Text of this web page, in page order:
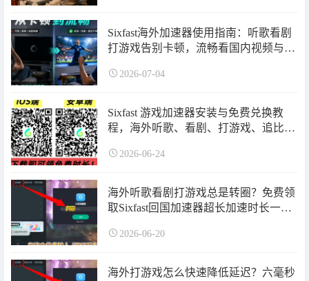
Sixfast海外加速器使用指南：听歌看剧
打游戏告别卡顿，流畅看国内视频与直
的问题一次性解决！
2026-07-04
Sixfast 游戏加速器安装与免费兑换教
程，海外听歌、看剧、打游戏、追比
新……问题快速解决！
2026-06-24
海外听歌看剧打游戏总是转圈？免费领
取Sixfast回国加速器超长加速时长一键
2026-06-20
海外打游戏怎么快速降低延迟？六毫秒